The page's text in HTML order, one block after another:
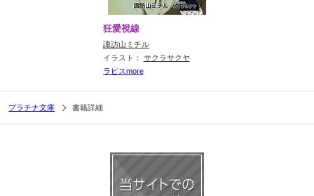
狂愛視線
諏訪山ミチル
イラスト： サクラサクヤ
ラピスmore
プラチナ文庫 書籍詳細